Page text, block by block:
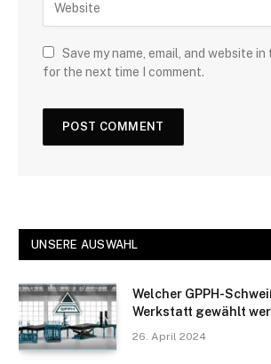
Save my name, email, and website
for the next time I comment.
UNSERE AUSWAHL
Welcher GPPH-
Werkstatt gewählt
26. April 2024